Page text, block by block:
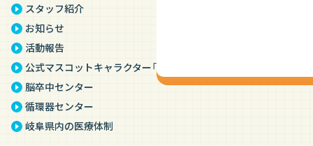
スタッフ紹介
お知らせ
活動報告
公式マスコットキャラクター「ハトるん」
脳卒中センター
循環器センター
岐阜県内の医療体制